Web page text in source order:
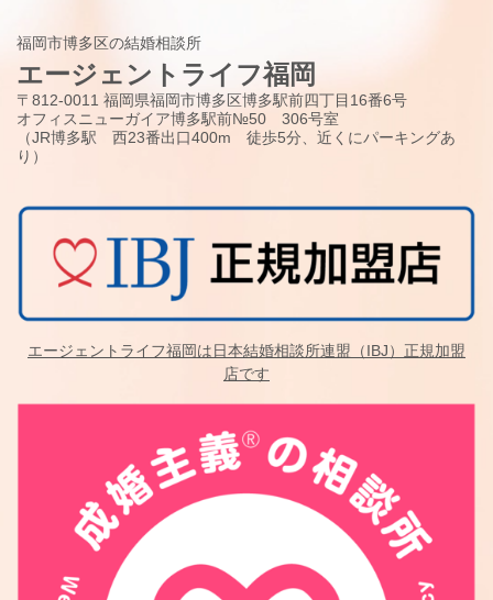
福岡市博多区の結婚相談所
エージェントライフ福岡
〒812-0011 福岡県福岡市博多区博多駅前四丁目16番6号
オフィスニューガイア博多駅前№50 306号室
（JR博多駅 西23番出口400m 徒歩5分、近くにパーキングあ
り）
エージェントライフ福岡は日本結婚相談所連盟（IBJ）正規加盟
店です